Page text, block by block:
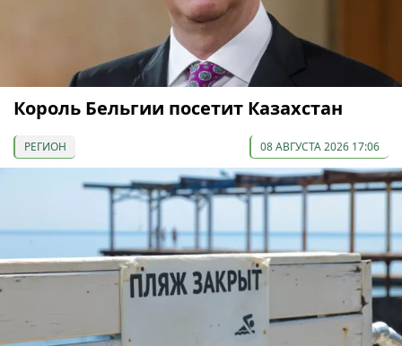
Король Бельгии посетит Казахстан
РЕГИОН 08 АВГУСТА 2026 17:06